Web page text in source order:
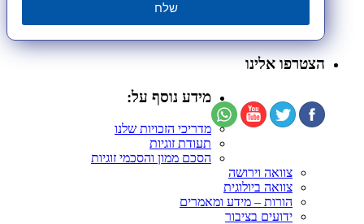
שלח
הצטרפו אלינו
מידע נוסף על:
מדריכי הזכויות שלנו
תעודת זוגיות
הסכם ממון והסכמי זוגיות
צוואה וירושה
צוואה ביולוגית
הורות – מידע ומאמרים
ידועים בציבור